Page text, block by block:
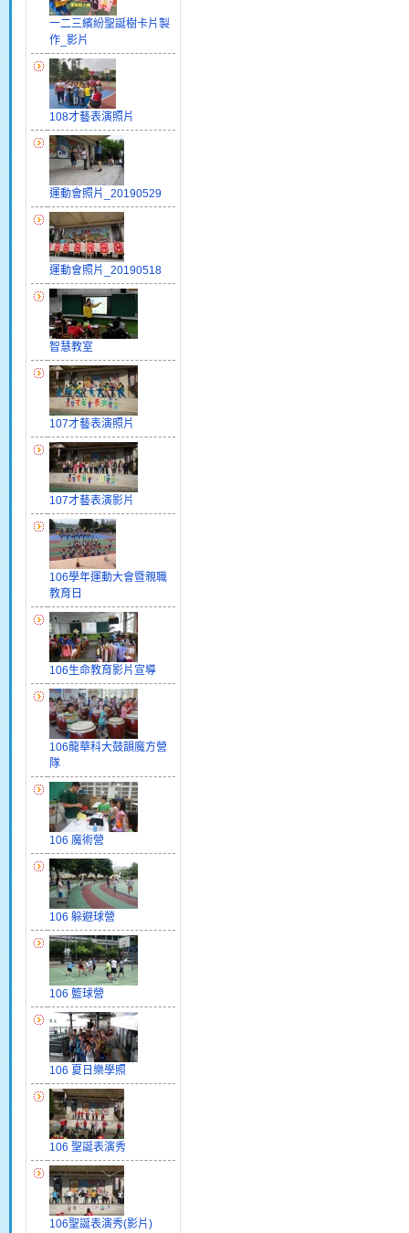
一二三繽紛聖誕樹卡片製
作_影片
108才藝表演照片
運動會照片_20190529
運動會照片_20190518
智慧教室
107才藝表演照片
107才藝表演影片
106學年運動大會暨親職
教育日
106生命教育影片宣導
106龍華科大鼓韻魔方營
隊
106 魔術營
106 躲避球營
106 籃球營
106 夏日樂學照
106 聖誕表演秀
106聖誕表演秀(影片)